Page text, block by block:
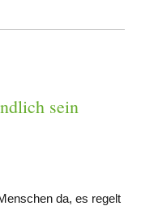
sein
da, es regelt